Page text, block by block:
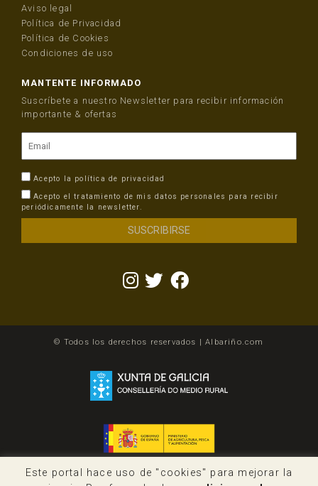
Aviso legal
Política de Privacidad
Política de Cookies
Condiciones de uso
MANTENTE INFORMADO
Suscríbete a nuestro Newsletter para recibir información
importante & ofertas
Acepto la política de privacidad
Acepto el tratamiento de mis datos personales para recibir
periódicamente la newsletter.
© Todos los derechos reservados | Albariño.com
Este portal hace uso de "cookies" para mejorar la